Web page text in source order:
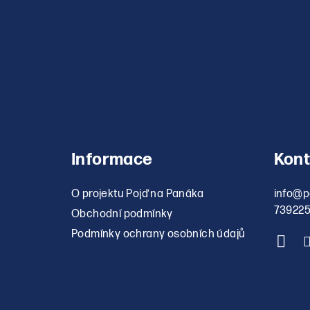
Informace
O projektu Pojď na Panáka
Obchodní podmínky
Podmínky ochrany osobních údajů
info@